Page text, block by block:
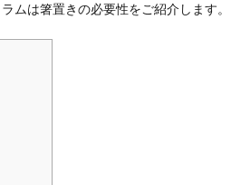
ムは箸置きの必要性をご紹介します。